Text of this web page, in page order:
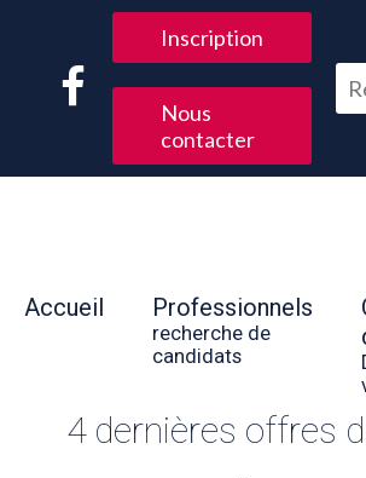
Inscription
Nous
contacter
Accueil Professionnels
recherche de
candidats
4 dernières offres